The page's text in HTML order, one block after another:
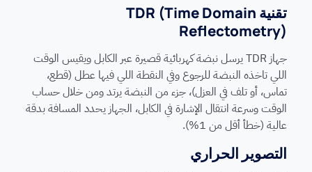
تقنية TDR (Time Domain
Reflectometry)
جهاز TDR يرسل نبضة كهربائية قصيرة عبر الكابل ويقيس الوقت
اللي تاخذه النبضة للرجوع وفي النقطة اللي فيها عطل (قطع،
تماس، أو تلف في العزل)، جزء من النبضة يرتد ومن خلال حساب
الوقت وسرعة انتقال الإشارة في الكابل، الجهاز يحدد المسافة بدقة
عالية (خطأ أقل من 1%).
التصوير الحراري